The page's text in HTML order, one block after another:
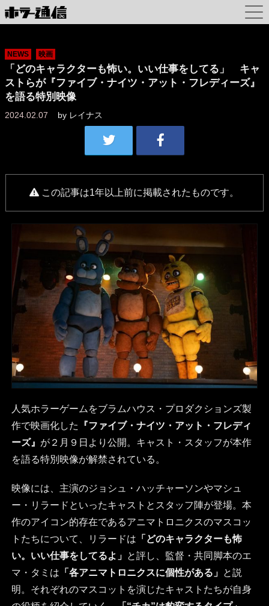
NEWS 映画
「どのキャラクターも怖い。いい仕事をしてる」 キャ
ストらが『ファイブ・ナイツ・アット・フレディーズ』
を語る特別映像
2024.02.07 by レイナス
この記事は1年以上前に掲載されたものです。
人気ホラーゲームをブラムハウス・プロダクションズ製
作で映画化した
『ファイブ・ナイツ・アット・フレディ
ーズ』 が２月９日より公開。キャスト・スタッフが本作
を語る特別映像が解禁されている。
映像には、主演のジョシュ・ハッチャーソンやマシュ
ー・リラードといったキャストとスタッフ陣が登場。本
作のアイコン的存在であるアニマトロニクスのマスコッ
トたちについて、リラードは 「どのキャラクターも怖
い。いい仕事をしてるよ」 と評し、監督・共同脚本のエ
マ・タミは 「各アニマトロニクスに個性がある」 と説
明。それぞれのマスコットを演じたキャストたちが自身